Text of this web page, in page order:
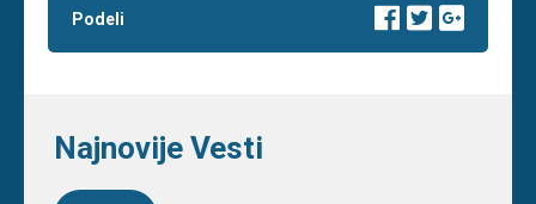
Podeli
Najnovije Vesti